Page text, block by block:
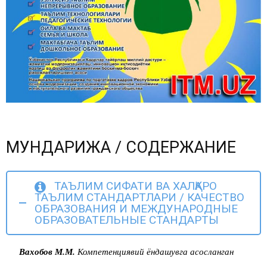
МУНДАРИЖА / СОДЕРЖАНИЕ
ТАЪЛИМ СИФАТИ ВА ХАЛҚАРО
ТАЪЛИМ СТАНДАРТЛАРИ / КАЧЕСТВО
ОБРАЗОВАНИЯ И МЕЖДУНАРОДНЫЕ
ОБРАЗОВАТЕЛЬНЫЕ СТАНДАРТЫ
Вахобов М.М. Компетенциявий ёндашувга асосланган